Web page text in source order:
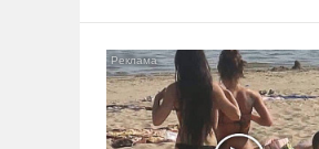
и ее реализация радикально
поднимет наши боевые
возможности.